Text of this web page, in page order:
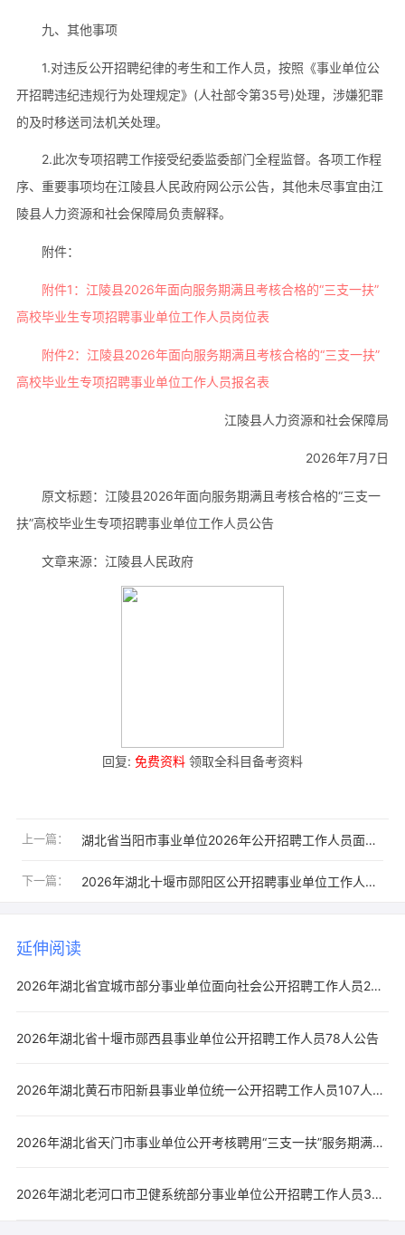
九、其他事项
1.对违反公开招聘纪律的考生和工作人员，按照《事业单位公
开招聘违纪违规行为处理规定》(人社部令第35号)处理，涉嫌犯罪
的及时移送司法机关处理。
2.此次专项招聘工作接受纪委监委部门全程监督。各项工作程
序、重要事项均在江陵县人民政府网公示公告，其他未尽事宜由江
陵县人力资源和社会保障局负责解释。
附件：
附件1：江陵县2026年面向服务期满且考核合格的“三支一扶”
高校毕业生专项招聘事业单位工作人员岗位表
附件2：江陵县2026年面向服务期满且考核合格的“三支一扶”
高校毕业生专项招聘事业单位工作人员报名表
江陵县人力资源和社会保障局
2026年7月7日
原文标题：江陵县2026年面向服务期满且考核合格的“三支一
扶”高校毕业生专项招聘事业单位工作人员公告
文章来源：江陵县人民政府
回复: 免费资料 领取全科目备考资料
上一篇： 湖北省当阳市事业单位2026年公开招聘工作人员面试公告
下一篇： 2026年湖北十堰市郧阳区公开招聘事业单位工作人员笔试成绩公告
延伸阅读
2026年湖北省宜城市部分事业单位面向社会公开招聘工作人员24人公告
2026年湖北省十堰市郧西县事业单位公开招聘工作人员78人公告
2026年湖北黄石市阳新县事业单位统一公开招聘工作人员107人公告
2026年湖北省天门市事业单位公开考核聘用“三支一扶”服务期满高校毕业生19人公告
2026年湖北老河口市卫健系统部分事业单位公开招聘工作人员37人公告